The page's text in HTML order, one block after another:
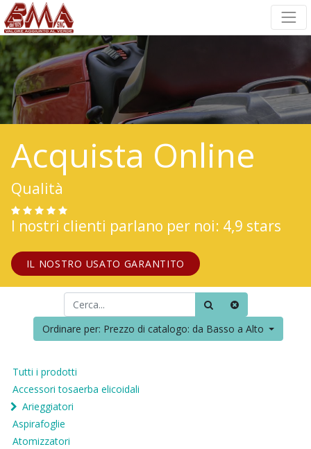
Acquista Online
Qualità
I nostri clienti parlano per noi: 4,9 stars
IL NOSTRO USATO GARANTITO
Ordinare per: Prezzo di catalogo: da Basso a Alto
Tutti i prodotti
Accessori tosaerba elicoidali
Arieggiatori
Aspirafoglie
Atomizzatori